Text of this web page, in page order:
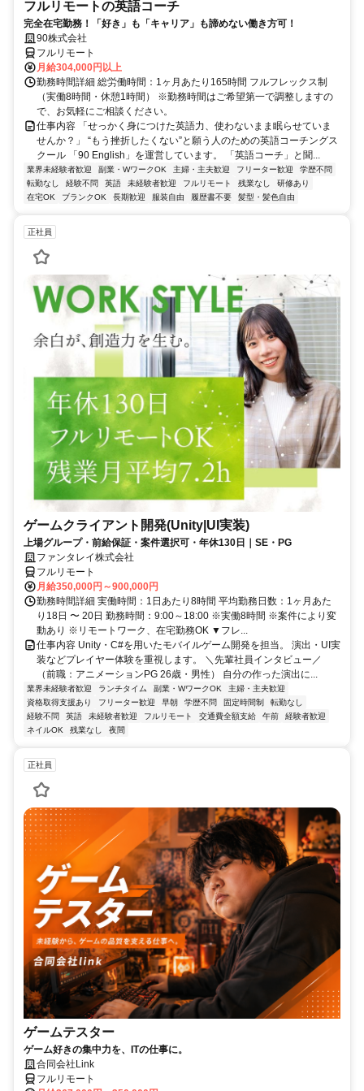
フルリモートの英語コーチ
完全在宅勤務！「好き」も「キャリア」も諦めない働き方可！
90株式会社
フルリモート
月給304,000円以上
勤務時間詳細 総労働時間：1ヶ月あたり165時間 フルフレックス制
（実働8時間・休憩1時間） ※勤務時間はご希望第一で調整しますの
で、お気軽にご相談ください。
仕事内容 「せっかく身につけた英語力、使わないまま眠らせていま
せんか？」 “もう挫折したくない”と願う人のための英語コーチングス
クール 「90 English」を運営しています。 「英語コーチ」と聞...
業界未経験者歓迎 副業・WワークOK 主婦・主夫歓迎 フリーター歓迎
学歴不問
転勤なし
経験不問 英語 未経験者歓迎 フルリモート 残業なし
研修あり
在宅OK
ブランクOK 長期歓迎 服装自由 履歴書不要 髪型・髪色自由
正社員
ゲームクライアント開発(Unity|UI実装)
上場グループ・前給保証・案件選択可・年休130日｜SE・PG
ファンタレイ株式会社
フルリモート
月給350,000円～900,000円
勤務時間詳細 実働時間：1日あたり8時間 平均勤務日数：1ヶ月あた
り18日 〜 20日 勤務時間：9:00～18:00 ※実働8時間 ※案件により変
動あり ※リモートワーク、在宅勤務OK ▼フレ...
仕事内容 Unity・C#を用いたモバイルゲーム開発を担当。 演出・UI実
装などプレイヤー体験を重視します。 ＼先輩社員インタビュー／
（前職：アニメーションPG 26歳・男性） 自分の作った演出に...
業界未経験者歓迎 ランチタイム 副業・WワークOK
主婦・主夫歓迎
資格取得支援あり
フリーター歓迎 早朝 学歴不問 固定時間制
転勤なし
経験不問
英語 未経験者歓迎 フルリモート 交通費全額支給 午前
経験者歓迎
ネイルOK
残業なし 夜間
正社員
ゲームテスター
ゲーム好きの集中力を、ITの仕事に。
合同会社Link
フルリモート